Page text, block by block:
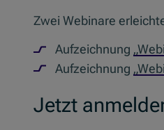
Zwei Webinare
Aufzeichnung
Aufzeichnung
Jetzt